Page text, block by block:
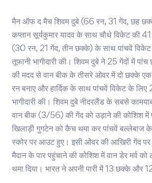
मैन ऑफ द मैच शिवम दुबे (66 रन, 31 गेंद, छह
कप्तान सूर्यकुमार यादव के साथ चौथे विकेट की 41
(30 रन, 21 गेंद, तीन छक्के) के साथ पांचवें
तूफानी भागीदारी की। शिवम दुबे ने 25 गेंदों में
की मदद से वान बीक के तीसरे ओवर में दो छक्के
रन बनाए और हार्दिक के साथ पांचवें विकेट के
भागीदारी की। शिवम दुबे नीदरलैंड के सबसे
वान बीक (3/56) की गेंद को उड़ाने की कोशिश में
खिलाड़ी गुगटेन को कैच थमा कर पांचवें बल्लेबाज
स्कोर पर आउट हुए। इसी ओवर की आखिरी गेंद पर
मैदान के पार पहुंचाने की कोशिश में वान डेर मर्व
थमा दिया। भारत ने अपनी पारी में 13 छक्के और